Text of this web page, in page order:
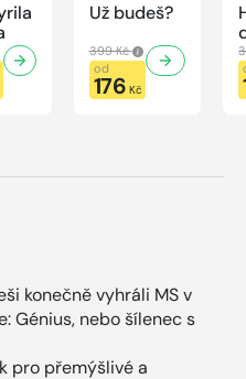
Už budeš?
399 Kč
od
176 Kč
konečně vyhráli MS v
Génius, nebo šílenec s
pro přemýšlivé a